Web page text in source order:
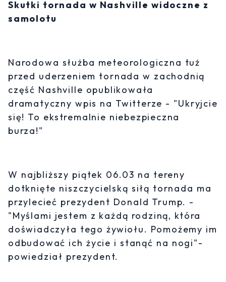
Skutki tornada w Nashville widoczne z
samolotu
Narodowa służba meteorologiczna tuż
przed uderzeniem tornada w zachodnią
część Nashville opublikowała
dramatyczny wpis na Twitterze - "Ukryjcie
się! To ekstremalnie niebezpieczna
burza!"
W najbliższy piątek 06.03 na tereny
dotknięte niszczycielską siłą tornada ma
przylecieć prezydent Donald Trump. -
"Myślami jestem z każdą rodziną, która
doświadczyła tego żywiołu. Pomożemy im
odbudować ich życie i stanąć na nogi"-
powiedział prezydent.